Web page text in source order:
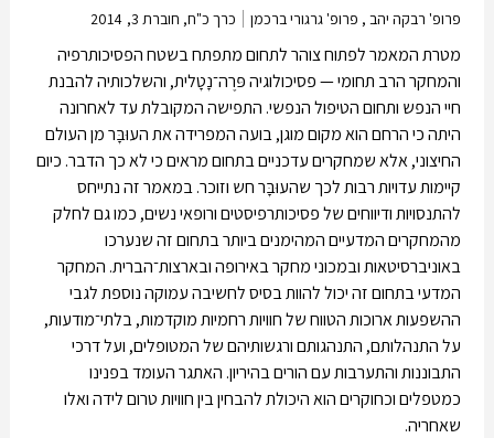
פרופ' רבקה יהב , פרופ' גרגורי ברכמן כרך כ"ח, חוברת 3, 2014
מטרת המאמר לפתוח צוהר לתחום מתפתח בשטח הפסיכותרפיה
והמחקר הרב תחומי — פסיכולוגיה פּרֶה־נָטָלית, והשלכותיה להבנת
חיי הנפש ותחום הטיפול הנפשי. התפישה המקובלת עד לאחרונה
היתה כי הרחם הוא מקום מוגן, בועה המפרידה את העוּבָּר מן העולם
החיצוני, אלא שמחקרים עדכניים בתחום מראים כי לא כך הדבר. כיום
קיימות עדויות רבות לכך שהעוּבָּר חש וזוכר. במאמר זה נתייחס
להתנסויות ודיווחים של פסיכותרפיסטים ורופאי נשים, כמו גם לחלק
מהמחקרים המדעיים המהימנים ביותר בתחום זה שנערכו
באוניברסיטאות ובמכוני מחקר באירופה ובארצות־הברית. המחקר
המדעי בתחום זה יכול להוות בסיס לחשיבה עמוקה נוספת לגבי
ההשפעות ארוכות הטווח של חוויות רחמיות מוקדמות, בלתי־מודעות,
על התנהלותם, התנהגותם ורגשותיהם של המטופלים, ועל דרכי
התבוננות והתערבות עם הורים בהיריון. האתגר העומד בפנינו
כמטפלים וכחוקרים הוא היכולת להבחין בין חוויות טרום לידה ואלו
שאחריה.